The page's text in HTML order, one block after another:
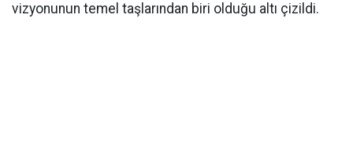
vizyonunun temel taşlarından biri olduğu altı çizildi.